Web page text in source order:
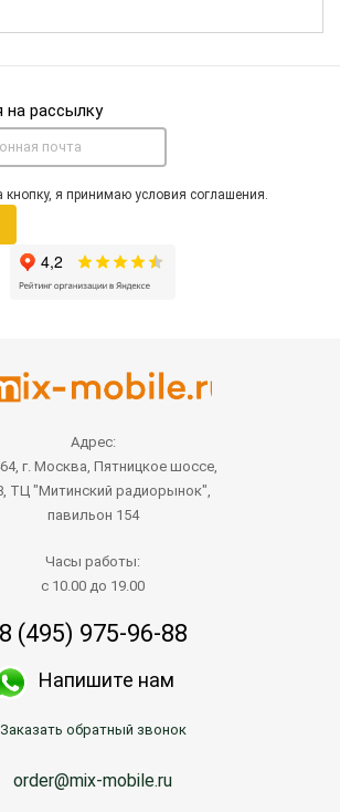
на рассылку
я принимаю условия соглашения.
Адрес:
г. Москва, Пятницкое шоссе,
ТЦ "Митинский радиорынок",
павильон 154
Часы работы:
с 10.00 до 19.00
8 (495) 975-96-88
Напишите нам
Заказать обратный звонок
order@mix-mobile.ru